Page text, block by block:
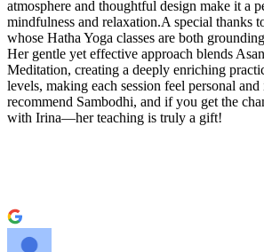
atmosphere and thoughtful design make it a
mindfulness and relaxation.A special thanks
whose Hatha Yoga classes are both
Her gentle yet effective approach blends
Meditation, creating a deeply enriching
levels, making each session feel personal
recommend Sambodhi, and if you get the
with Irina—her teaching is truly a gift!